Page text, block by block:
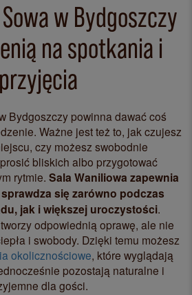
w Bydgoszczy
na spotkania i
przyjęcia
Bydgoszczy powinna dawać coś
Ważne jest też to, jak czujesz
czy możesz swobodnie
bliskich albo przygotować
rytmie. Sala Waniliowa zapewnia
się zarówno podczas
jak i większej uroczystości.
odpowiednią oprawę, ale nie
i swobody. Dzięki temu możesz
okolicznościowe, które wyglądają
pozostają naturalne i
dla gości.